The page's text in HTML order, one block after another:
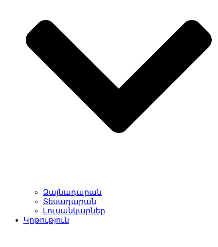
Ձայնադարան
Տեսադարան
Լուսանկարներ
Կրթություն